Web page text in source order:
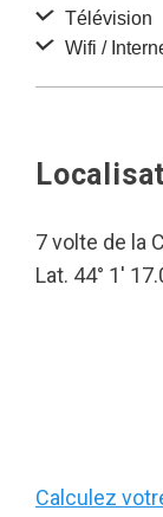
Télévision
Wifi /
7 volte de la
Lat. 44° 1′
Calculez